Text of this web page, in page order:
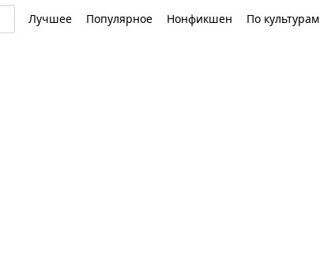
Лучшее Популярное Нонфикшен По культурам